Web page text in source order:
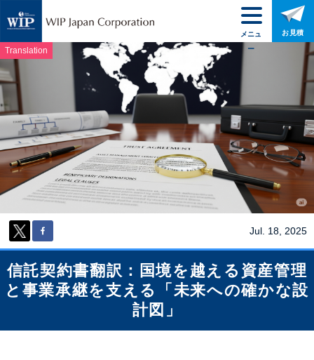
Translation
Jul. 18, 2025
信託契約書翻訳：国境を越える資産管理
と事業承継を支える「未来への確かな設
計図」
メニュ
ー
お見積